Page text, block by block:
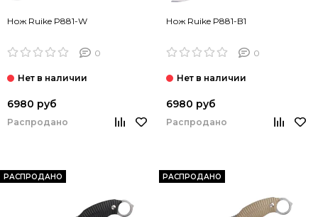
Нож Ruike P881-W
0
6980 руб
Распродано
Нож Ruike P881-B1
0
6980 руб
Распродано
РАСПРОДАНО РАСПРОДАНО